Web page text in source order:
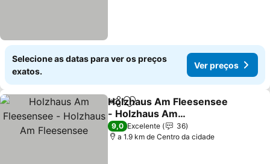
Selecione as datas para ver os preços
exatos.
Ver preços
PartilharAdicionar aos favoritos
Holzhaus Am Fleesensee
- Holzhaus Am
Fleesensee
Ver preços
9,0 Excelente
36
a 1.9 km de Centro da cidade